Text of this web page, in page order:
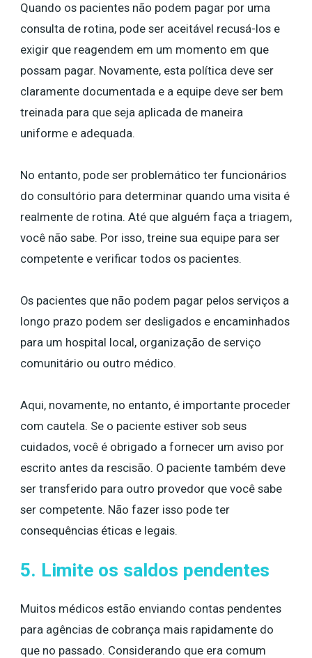
Quando os pacientes não podem pagar por uma
consulta de rotina, pode ser aceitável recusá-los e
exigir que reagendem em um momento em que
possam pagar. Novamente, esta política deve ser
claramente documentada e a equipe deve ser bem
treinada para que seja aplicada de maneira
uniforme e adequada.
No entanto, pode ser problemático ter funcionários
do consultório para determinar quando uma visita é
realmente de rotina. Até que alguém faça a triagem,
você não sabe. Por isso, treine sua equipe para ser
competente e verificar todos os pacientes.
Os pacientes que não podem pagar pelos serviços a
longo prazo podem ser desligados e encaminhados
para um hospital local, organização de serviço
comunitário ou outro médico.
Aqui, novamente, no entanto, é importante proceder
com cautela. Se o paciente estiver sob seus
cuidados, você é obrigado a fornecer um aviso por
escrito antes da rescisão. O paciente também deve
ser transferido para outro provedor que você sabe
ser competente. Não fazer isso pode ter
consequências éticas e legais.
5. Limite os saldos pendentes
Muitos médicos estão enviando contas pendentes
para agências de cobrança mais rapidamente do
que no passado. Considerando que era comum